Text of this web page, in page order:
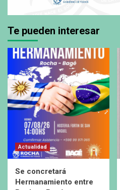
Te pueden interesar
Actualidad
Se concretará
Hermanamiento entre